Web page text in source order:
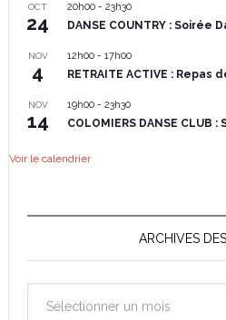
OCT
24
20h00- 23h30
DANSE COUNTRY : Soirée
NOV
4
12h00- 17h00
RETRAITE ACTIVE : Repas
NOV
14
19h00- 23h30
COLOMIERS DANSE CLUB
Voir le calendrier
ARCHIVES
des